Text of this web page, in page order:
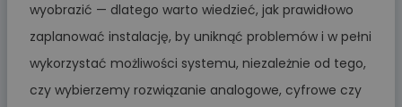
wyobrazić — dlatego warto wiedzieć, jak prawidłowo
zaplanować instalację, by uniknąć problemów i w pełni
wykorzystać możliwości systemu, niezależnie od tego,
czy wybierzemy rozwiązanie analogowe, cyfrowe czy